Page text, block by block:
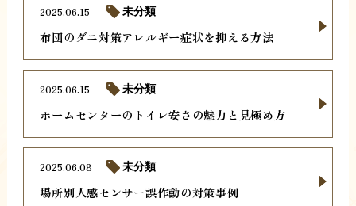
布団のダニ対策アレルギー症状を抑える方法
2025.06.15 未分類
ホームセンターのトイレ安さの魅力と見極め方
2025.06.15 未分類
場所別人感センサー誤作動の対策事例
2025.06.08 未分類